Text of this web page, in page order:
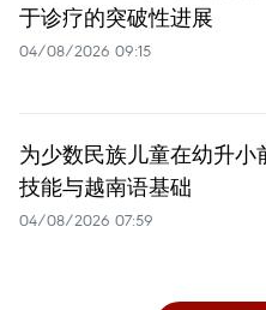
于诊疗的突破性进展
04/08/2026 09:15
为少数民族儿童在幼升小
技能与越南语基础
04/08/2026 07:59